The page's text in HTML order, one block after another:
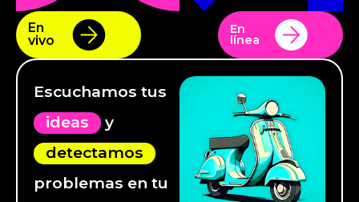
En
vivo
En
línea
Escuchamos tus
ideas
y
detectamos
problemas en tu